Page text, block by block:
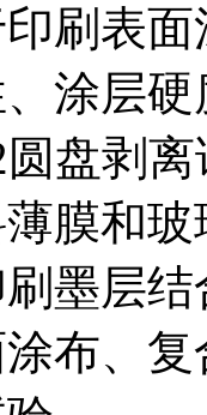
刷表
涂层
盘剥
膜和
墨层
布、